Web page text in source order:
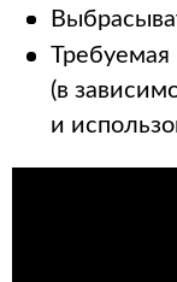
(в
и